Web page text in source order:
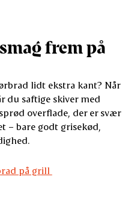
frem på
lidt ekstra kant? Når
du saftige skiver med
overflade, der er svær
– bare godt grisekød,
på grill